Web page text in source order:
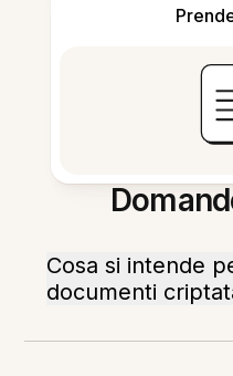
Cosa si intende
documenti